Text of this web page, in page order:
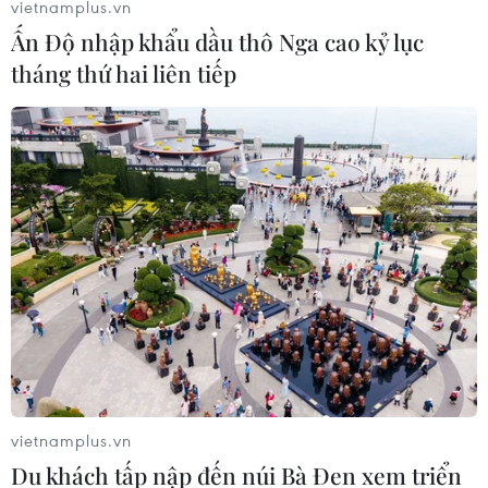
Từ hạt nhân đến eo biển
Hormuz: Đòn bẩy chiến lược mới của
Iran
06/08/2026 04:36
Xung đột Hamas-Israel: Israel chưa
chấp thuận kế hoạch về Dải Gaza
06/08/2026 03:45
Mỹ dỡ bỏ lệnh trừng phạt đối với
hãng hàng không Iraq
vietnamplus.vn
Ấn Độ nhập khẩu dầu thô Nga cao kỷ lục
tháng thứ hai liên tiếp
vietnamplus.vn
Du khách tấp nập đến núi Bà Đen xem triển